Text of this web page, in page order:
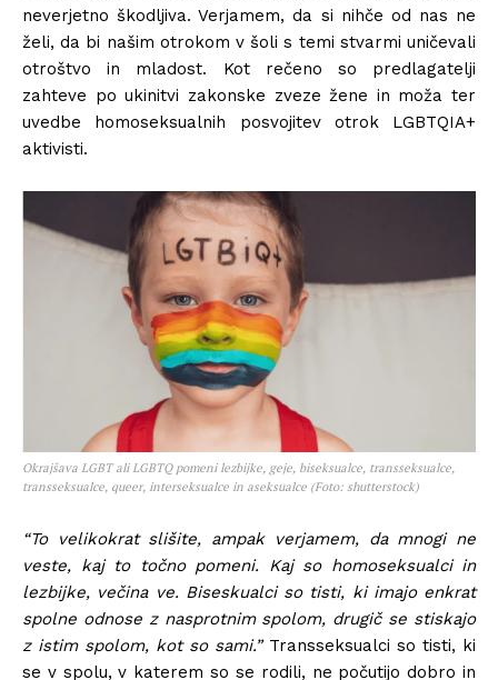
neverjetno škodljiva. Verjamem, da si nihče od nas ne
želi, da bi našim otrokom v šoli s temi stvarmi uničevali
otroštvo in mladost. Kot rečeno so predlagatelji
zahteve po ukinitvi zakonske zveze žene in moža ter
uvedbe homoseksualnih posvojitev otrok LGBTQIA+
aktivisti.
Okrajšava LGBT ali LGBTQ pomeni lezbijke, geje, biseksualce, transseksualce,
transseksualce, queer, interseksualce in aseksualce (Foto: shutterstock)
“To velikokrat slišite, ampak verjamem, da mnogi ne
veste, kaj to točno pomeni. Kaj so homoseksualci in
lezbijke, večina ve. Biseskualci so tisti, ki imajo enkrat
spolne odnose z nasprotnim spolom, drugič se stiskajo
z istim spolom, kot so sami.”Transseksualci so tisti, ki
se v spolu, v katerem so se rodili, ne počutijo dobro in